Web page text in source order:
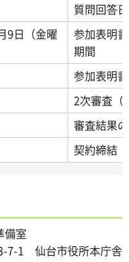
質問回答日
9日（金曜
参加表明
期間
参加表明
2次審査（
審査結果
契約締結
備室
7-1 仙台市役所本庁舎